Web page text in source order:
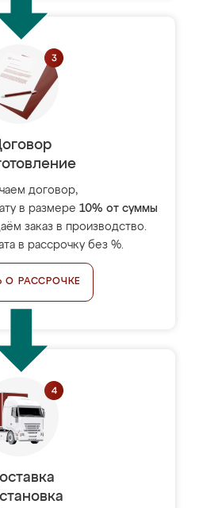
договор,
в размере 10% от суммы
заказ в производство.
в рассрочку без %.
О РАССРОЧКЕ